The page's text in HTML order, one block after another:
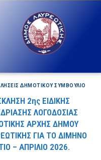
ΔΗΜΟΤΙΚΟΎ ΣΥΜΒΟΎΛΙΟ
2ης ΕΙΔΙΚΗΣ
ΛΟΓΟΔΟΣΙΑΣ
ΑΡΧΗΣ ΔΗΜΟΥ
ΓΙΑ ΤΟ ΔΙΜΗΝΟ
– ΑΠΡΙΛΙΟ 2026.